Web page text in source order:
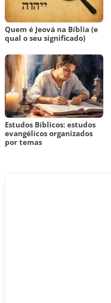
Quem é Jeová na Bíblia (e
qual o seu significado)
Estudos Bíblicos: estudos
evangélicos organizados
por temas